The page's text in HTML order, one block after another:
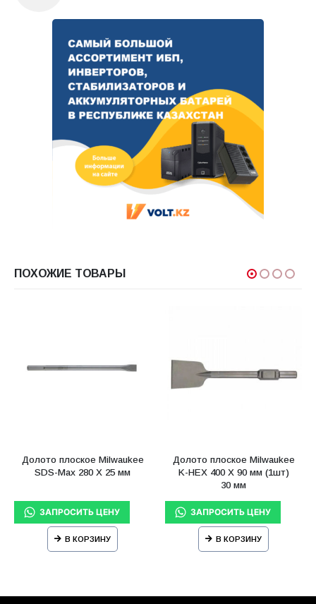
ПОХОЖИЕ ТОВАРЫ
Долото плоское Milwaukee
SDS-Max 280 X 25 мм
В КОРЗИНУ
Долото плоское Milwaukee
K-HEX 400 Х 90 мм (1шт)
30 мм
В КОРЗИНУ